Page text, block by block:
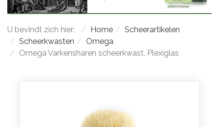
U bevindt zich hier: Home
Scheerartikelen
Scheerkwasten
Omega
Omega Varkensharen scheerkwast, Plexiglas